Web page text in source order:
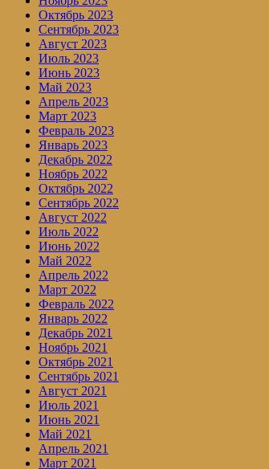
Октябрь 2023
Сентябрь 2023
Август 2023
Июль 2023
Июнь 2023
Май 2023
Апрель 2023
Март 2023
Февраль 2023
Январь 2023
Декабрь 2022
Ноябрь 2022
Октябрь 2022
Сентябрь 2022
Август 2022
Июль 2022
Июнь 2022
Май 2022
Апрель 2022
Март 2022
Февраль 2022
Январь 2022
Декабрь 2021
Ноябрь 2021
Октябрь 2021
Сентябрь 2021
Август 2021
Июль 2021
Июнь 2021
Май 2021
Апрель 2021
Март 2021